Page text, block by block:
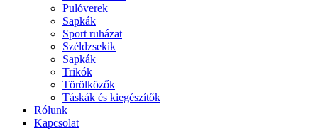
Pulóverek
Sapkák
Sport ruházat
Széldzsekik
Sapkák
Trikók
Törölközők
Táskák és kiegészítők
Rólunk
Kapcsolat